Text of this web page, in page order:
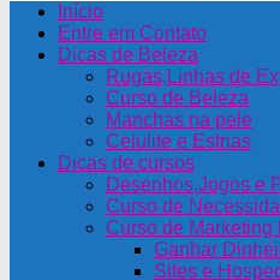
Início
Entre em Contato
Dicas de Beleza
Rugas,Linhas de
Curso de Beleza
Manchas na pele
Celulite e Estrias
Dicas de cursos
Desenhos,Jogos e
Curso de
Curso de
Ganhar
Sites e